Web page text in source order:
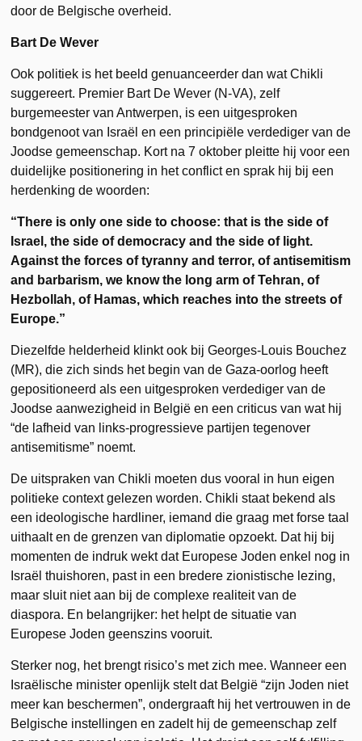
door de Belgische overheid.
Bart De Wever
Ook politiek is het beeld genuanceerder dan wat Chikli
suggereert. Premier Bart De Wever (N-VA), zelf
burgemeester van Antwerpen, is een uitgesproken
bondgenoot van Israël en een principiële verdediger van de
Joodse gemeenschap. Kort na 7 oktober pleitte hij voor een
duidelijke positionering in het conflict en sprak hij bij een
herdenking de woorden:
“There is only one side to choose: that is the side of
Israel, the side of democracy and the side of light.
Against the forces of tyranny and terror, of antisemitism
and barbarism, we know the long arm of Tehran, of
Hezbollah, of Hamas, which reaches into the streets of
Europe.”
Diezelfde helderheid klinkt ook bij Georges-Louis Bouchez
(MR), die zich sinds het begin van de Gaza-oorlog heeft
gepositioneerd als een uitgesproken verdediger van de
Joodse aanwezigheid in België en een criticus van wat hij
“de lafheid van links-progressieve partijen tegenover
antisemitisme” noemt.
De uitspraken van Chikli moeten dus vooral in hun eigen
politieke context gelezen worden. Chikli staat bekend als
een ideologische hardliner, iemand die graag met forse taal
uithaalt en de grenzen van diplomatie opzoekt. Dat hij bij
momenten de indruk wekt dat Europese Joden enkel nog in
Israël thuishoren, past in een bredere zionistische lezing,
maar sluit niet aan bij de complexe realiteit van de
diaspora. En belangrijker: het helpt de situatie van
Europese Joden geenszins vooruit.
Sterker nog, het brengt risico’s met zich mee. Wanneer een
Israëlische minister openlijk stelt dat België “zijn Joden niet
meer kan beschermen”, ondergraaft hij het vertrouwen in de
Belgische instellingen en zadelt hij de gemeenschap zelf